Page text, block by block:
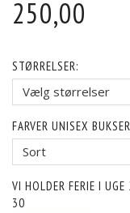
250,00
STØRRELSER:
FARVER UNISEX
VI HOLDER FERIE I
30